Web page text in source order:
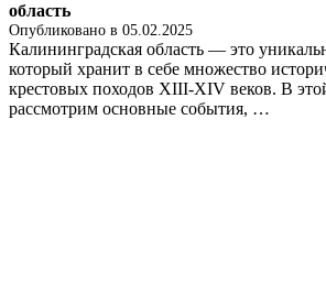
область
Опубликовано в 05.02.2025
Калининградская область — это
который хранит в себе множество
крестовых походов XIII-XIV веков. В
рассмотрим основные события, …